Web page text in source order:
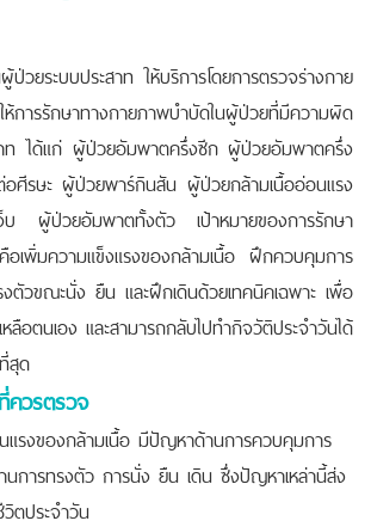
ยระบบประสาท ให้บริการโดยการตรวจร่างกาย
การรักษาทางกายภาพบำบัดในผู้ป่วยที่มีความผิด
ท ได้แก่ ผู้ป่วยอัมพาตครึ่งซีก ผู้ป่วยอัมพาตครึ่ง
ศีรษะ ผู้ป่วยพาร์กินสัน ผู้ป่วยกล้ามเนื้ออ่อนแรง
จ็บ ผู้ป่วยอัมพาตทั้งตัว เป้าหมายของการรักษา
เพิ่มความแข็งแรงของกล้ามเนื้อ ฝึกควบคุมการ
ตัวขณะนั่ง ยืน และฝึกเดินด้วยเทคนิคเฉพาะ เพื่อ
ลือตนเอง และสามารถกลับไปทำกิจวัติประจำวันได้
สุด
วรตรวจ
ของกล้ามเนื้อ มีปัญหาด้านการควบคุมการ
การทรงตัว การนั่ง ยืน เดิน ซึ่งปัญหาเหล่านี้ส่ง
ตประจำวัน